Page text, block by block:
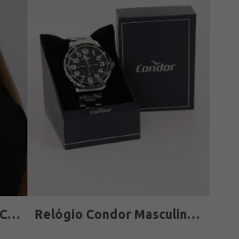
Kit Relógio + Acessório Condor Feminino PRATA Relógio Condor Masculino PRATA